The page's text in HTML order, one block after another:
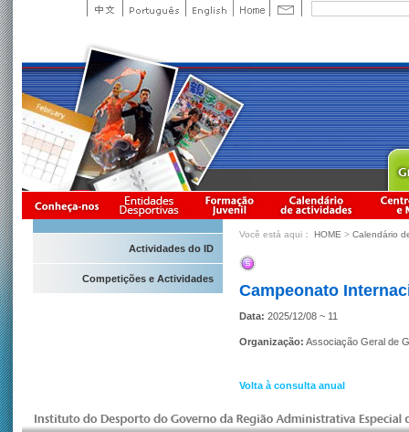
Actividades do ID
Competições e Actividades
Você está aqui： HOME > Calendário
Campeonato
Data: 2025/12/08 ~ 11
Organização: Associação Geral de
Volta à consulta anual